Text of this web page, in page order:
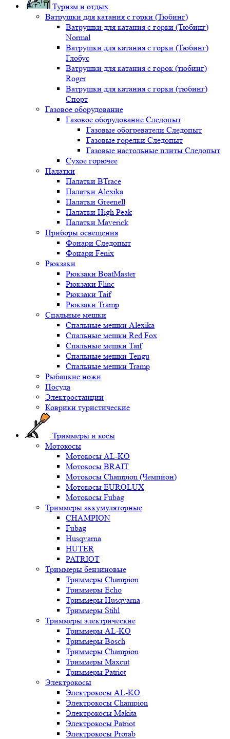
Туризм и отдых
Ватрушки для катания с горки (Тюбинг)
Ватрушки для катания с горки (Тюбинг)
Normal
Ватрушки для катания с горки (Тюбинг)
Глобус
Ватрушки для катания с горок (тюбинг)
Roger
Ватрушки для катания с горки (тюбинг)
Спорт
Газовое оборудование
Газовое оборудование Следопыт
Газовые обогреватели Следопыт
Газовые горелки Следопыт
Газовые настольные плиты Следопыт
Сухое горючее
Палатки
Палатки BTrace
Палатки Alexika
Палатки Greenell
Палатки High Peak
Палатки Maverick
Приборы освещения
Фонари Следопыт
Фонари Fenix
Рюкзаки
Рюкзаки BoatMaster
Рюкзаки Flinc
Рюкзаки Taif
Рюкзаки Tramp
Спальные мешки
Спальные мешки Alexika
Спальные мешки Red Fox
Спальные мешки Taif
Спальные мешки Tengu
Спальные мешки Tramp
Рыбацкие ножи
Посуда
Электростанции
Коврики туристические
Триммеры и косы
Мотокосы
Мотокосы AL-KO
Мотокосы BRAIT
Мотокосы Champion (Чемпион)
Мотокосы EUROLUX
Мотокосы Fubag
Триммеры аккумуляторные
CHAMPION
Fubag
Husqvarna
HUTER
PATRIOT
Триммеры бензиновые
Триммеры Champion
Триммеры Echo
Триммеры Husqvarna
Триммеры Stihl
Триммеры электрические
Триммеры AL-KO
Триммеры Bosch
Триммеры Champion
Триммеры Maxcut
Триммеры Patriot
Электрокосы
Электрокосы AL-KO
Электрокосы Champion
Электрокосы Makita
Электрокосы Patriot
Электрокосы Prorab